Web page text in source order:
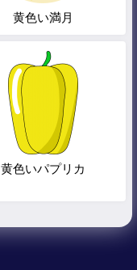
黄色い満月
黄色いパプリカ